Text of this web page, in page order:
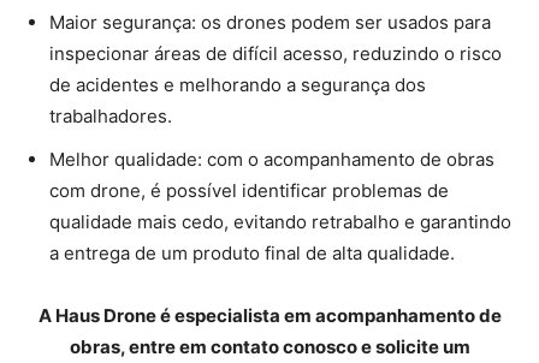
Maior segurança: os drones podem ser usados para
inspecionar áreas de difícil acesso, reduzindo o risco
de acidentes e melhorando a segurança dos
trabalhadores.
Melhor qualidade: com o acompanhamento de obras
com drone, é possível identificar problemas de
qualidade mais cedo, evitando retrabalho e garantindo
a entrega de um produto final de alta qualidade.
A Haus Drone é especialista em acompanhamento de
obras, entre em contato conosco e solicite um